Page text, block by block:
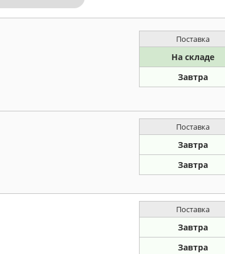
Поставка
На складе
Завтра
Поставка
Завтра
Завтра
Поставка
Завтра
Завтра